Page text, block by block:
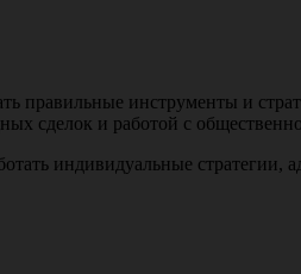
правильные инструменты и
сделок и работой с
индивидуальные стратегии,